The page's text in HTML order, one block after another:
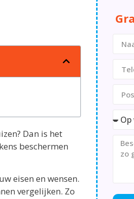
Dan is het
beschermen
eisen en wensen.
vergelijken. Zo